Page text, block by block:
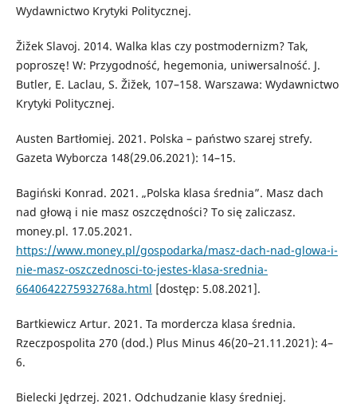
Wydawnictwo Krytyki Politycznej.
Žižek Slavoj. 2014. Walka klas czy postmodernizm? Tak,
poproszę! W: Przygodność, hegemonia, uniwersalność. J.
Butler, E. Laclau, S. Žižek, 107–158. Warszawa: Wydawnictwo
Krytyki Politycznej.
Austen Bartłomiej. 2021. Polska – państwo szarej strefy.
Gazeta Wyborcza 148(29.06.2021): 14–15.
Bagiński Konrad. 2021. „Polska klasa średnia”. Masz dach
nad głową i nie masz oszczędności? To się zaliczasz.
money.pl. 17.05.2021.
https://www.money.pl/gospodarka/masz-dach-nad-glowa-i-
nie-masz-oszczednosci-to-jestes-klasa-srednia-
6640642275932768a.html [dostęp: 5.08.2021].
Bartkiewicz Artur. 2021. Ta mordercza klasa średnia.
Rzeczpospolita 270 (dod.) Plus Minus 46(20–21.11.2021): 4–
6.
Bielecki Jędrzej. 2021. Odchudzanie klasy średniej.